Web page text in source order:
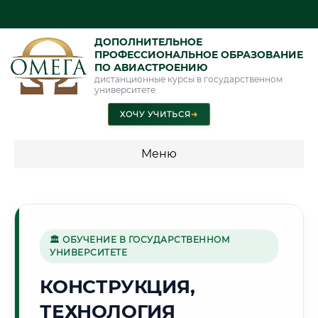
ДОПОЛНИТЕЛЬНОЕ
ПРОФЕССИОНАЛЬНОЕ ОБРАЗОВАНИЕ
ПО АВИАСТРОЕНИЮ
дистанционные курсы в государственном
университете
ХОЧУ УЧИТЬСЯ➜
Меню
🏢
Г. ЛЮБЕРЦЫ
🏛 ОБУЧЕНИЕ В ГОСУДАРСТВЕННОМ
УНИВЕРСИТЕТЕ
КОНСТРУКЦИЯ,
ТЕХНОЛОГИЯ